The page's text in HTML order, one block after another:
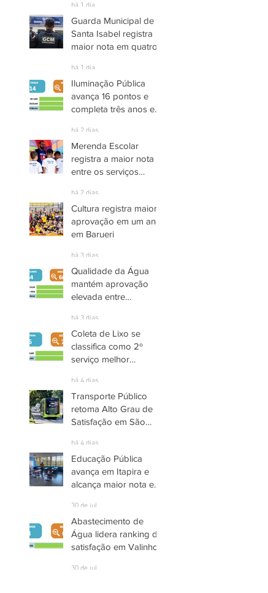
avaliados em
Piracicaba
há 1 dia
Guarda Municipal de
Santa Isabel registra
maior nota em quatro
INDSAT
há 1 dia
Iluminação Pública
avança 16 pontos e
completa três anos em
Satisfação em
Itaquaquecetuba
há 2 dias
Merenda Escolar
registra a maior nota
entre os serviços
há 2 dias
Cultura registra maior
aprovação em um ano
em Barueri
há 3 dias
Qualidade da Água
mantém aprovação
elevada entre
há 3 dias
Coleta de Lixo se
classifica como 2º
serviço melhor
de Parnaíba
há 4 dias
Transporte Público
retoma Alto Grau de
Satisfação em São
há 4 dias
Educação Pública
avança em Itapira e
alcança maior nota em
30 de jul.
Abastecimento de
Água lidera ranking de
satisfação em Valinhos
30 de jul.